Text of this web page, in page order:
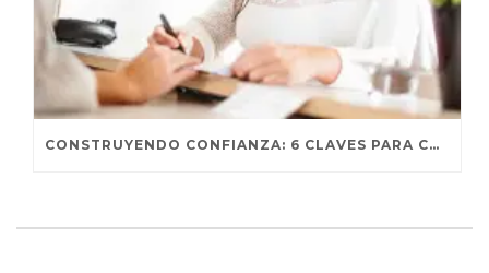
CONSTRUYENDO CONFIANZA: 6 CLAVES PARA CONECTAR CON TUS CLIENTES